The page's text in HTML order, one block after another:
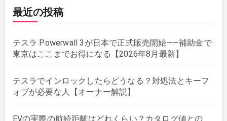
最近の投稿
テスラ Powerwall 3が日本で正式販売開始——補助金で
東京はここまでお得になる【2026年8月最新】
テスラでインロックしたらどうなる？対処法とキーフ
ォブが必要な人【オーナー解説】
EVの実際の航続距離はどれくらい？カタログ値との